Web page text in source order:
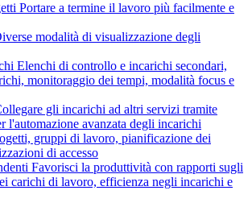
Portare a termine il lavoro più facilmente e
modalità di visualizzazione degli
Elenchi di controllo e incarichi secondari,
monitoraggio dei tempi, modalità focus e
gli incarichi ad altri servizi tramite
l'automazione avanzata degli incarichi
gruppi di lavoro, pianificazione dei
di accesso
Favorisci la produttività con rapporti sugli
carichi di lavoro, efficienza negli incarichi e